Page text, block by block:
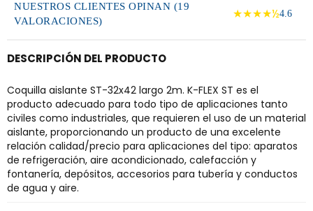
NUESTROS CLIENTES OPINAN (19
VALORACIONES)
★★★★½4.6
DESCRIPCIÓN DEL PRODUCTO
Coquilla aislante ST-32x42 largo 2m. K-FLEX ST es el
producto adecuado para todo tipo de aplicaciones tanto
civiles como industriales, que requieren el uso de un material
aislante, proporcionando un producto de una excelente
relación calidad/precio para aplicaciones del tipo: aparatos
de refrigeración, aire acondicionado, calefacción y
fontanería, depósitos, accesorios para tubería y conductos
de agua y aire.